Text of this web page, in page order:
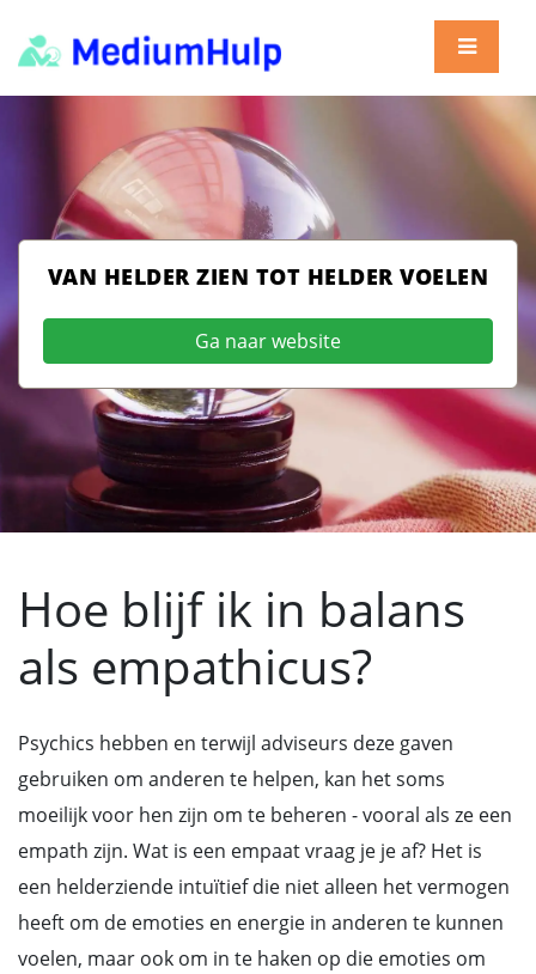
VAN HELDER ZIEN TOT HELDER VOELEN
Ga naar website
Hoe blijf ik in balans
als empathicus?
Psychics hebben en terwijl adviseurs deze gaven
gebruiken om anderen te helpen, kan het soms
moeilijk voor hen zijn om te beheren - vooral als ze een
empath zijn. Wat is een empaat vraag je je af? Het is
een helderziende intuïtief die niet alleen het vermogen
heeft om de emoties en energie in anderen te kunnen
voelen, maar ook om in te haken op die emoties om